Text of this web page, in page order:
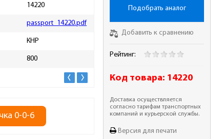
14220
passport_14220.pdf
КНР
800
Количество ящиков
Высота упаковки, мм
Ширина упаковки, мм
0-0-6
Подобрать аналог
Добавить к сравнению
Рейтинг:
Код товара: 14220
Доставка осуществляется
согласно тарифам транспортных
компаний и курьерской службы.
Версия для печати